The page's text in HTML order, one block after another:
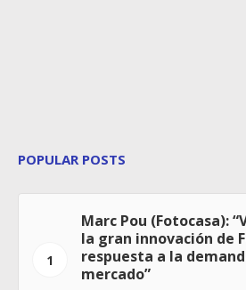
POPULAR POSTS
1
Marc Pou (Fotocasa):
la gran innovación de
respuesta a la
mercado”